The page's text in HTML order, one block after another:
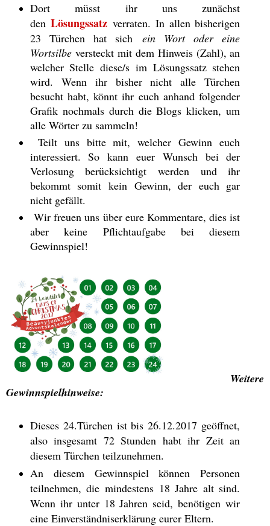
Dort müsst ihr uns zunächst
denLösungssatz verraten. In allen bisherigen
23 Türchen hat sich ein Wort oder eine
Wortsilbeversteckt mit dem Hinweis (Zahl), an
welcher Stelle diese/s im Lösungssatz stehen
wird. Wenn ihr bisher nicht alle Türchen
besucht habt, könnt ihr euch anhand folgender
Grafik nochmals durch die Blogs klicken, um
alle Wörter zu sammeln!
Teilt uns bitte mit, welcher Gewinn euch
interessiert. So kann euer Wunsch bei der
Verlosung berücksichtigt werden und ihr
bekommt somit kein Gewinn, der euch gar
nicht gefällt.
Wir freuen uns über eure Kommentare, dies ist
aber keine Pflichtaufgabe bei diesem
Gewinnspiel!
Weitere
Gewinnspielhinweise:
Dieses 24.Türchen ist bis 26.12.2017 geöffnet,
also insgesamt 72 Stunden habt ihr Zeit an
diesem Türchen teilzunehmen.
An diesem Gewinnspiel können Personen
teilnehmen, die mindestens 18 Jahre alt sind.
Wenn ihr unter 18 Jahren seid, benötigen wir
eine Einverständniserklärung eurer Eltern.